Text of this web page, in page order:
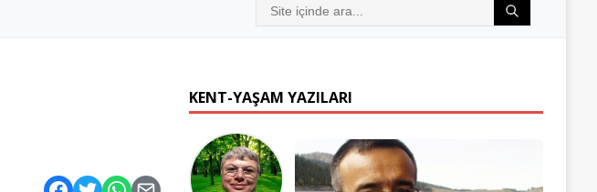
KENT-YAŞAM YAZILARI